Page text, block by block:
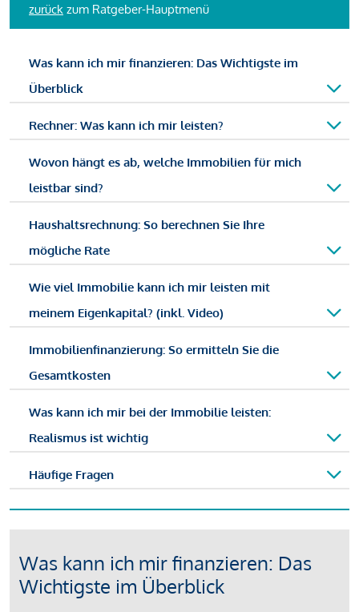
zurück zum Ratgeber-Hauptmenü
Was kann ich mir finanzieren: Das Wichtigste im
Überblick
Rechner: Was kann ich mir leisten?
Wovon hängt es ab, welche Immobilien für mich
leistbar sind?
Haushaltsrechnung: So berechnen Sie Ihre
mögliche Rate
Wie viel Immobilie kann ich mir leisten mit
meinem Eigenkapital? (inkl. Video)
Immobilienfinanzierung: So ermitteln Sie die
Gesamtkosten
Was kann ich mir bei der Immobilie leisten:
Realismus ist wichtig
Häufige Fragen
Was kann ich mir finanzieren: Das
Wichtigste im Überblick